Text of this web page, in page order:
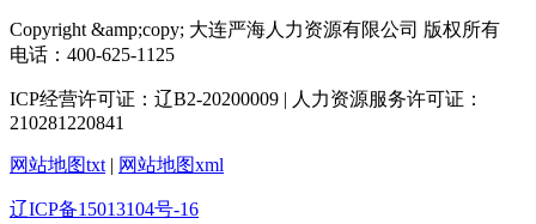
Copyright &amp;copy; 大连严海人力资源有限公司 版权所有
电话：400-625-1125
ICP经营许可证：辽B2-20200009 | 人力资源服务许可证：
210281220841
网站地图txt | 网站地图xml
辽ICP备15013104号-16